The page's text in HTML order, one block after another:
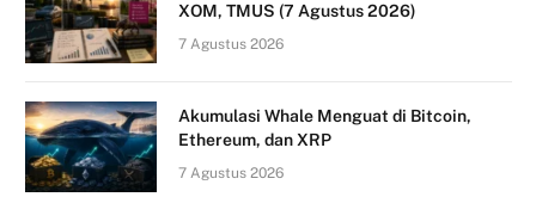
XOM, TMUS (7 Agustus 2026)
7 Agustus 2026
Akumulasi Whale Menguat di Bitcoin,
Ethereum, dan XRP
7 Agustus 2026